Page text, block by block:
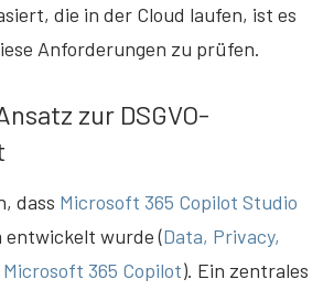
die in der Cloud laufen, ist es
Anforderungen zu prüfen.
zur DSGVO-
dass Microsoft 365 Copilot Studio
entwickelt wurde (Data, Privacy,
365 Copilot). Ein zentrales